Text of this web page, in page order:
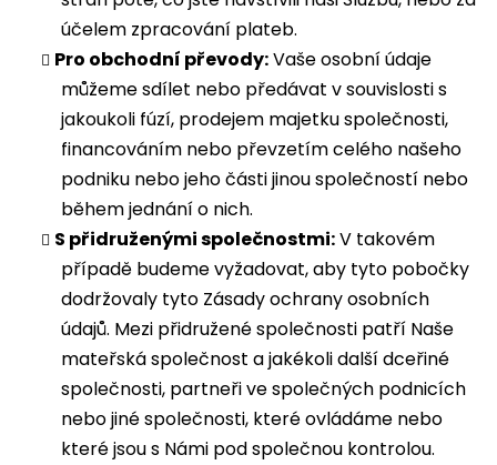
účelem zpracování plateb.
Pro obchodní převody:Vaše osobní údaje
můžeme sdílet nebo předávat v souvislosti s
jakoukoli fúzí, prodejem majetku společnosti,
financováním nebo převzetím celého našeho
podniku nebo jeho části jinou společností nebo
během jednání o nich.
S přidruženými společnostmi:V takovém
případě budeme vyžadovat, aby tyto pobočky
dodržovaly tyto Zásady ochrany osobních
údajů. Mezi přidružené společnosti patří Naše
mateřská společnost a jakékoli další dceřiné
společnosti, partneři ve společných podnicích
nebo jiné společnosti, které ovládáme nebo
které jsou s Námi pod společnou kontrolou.